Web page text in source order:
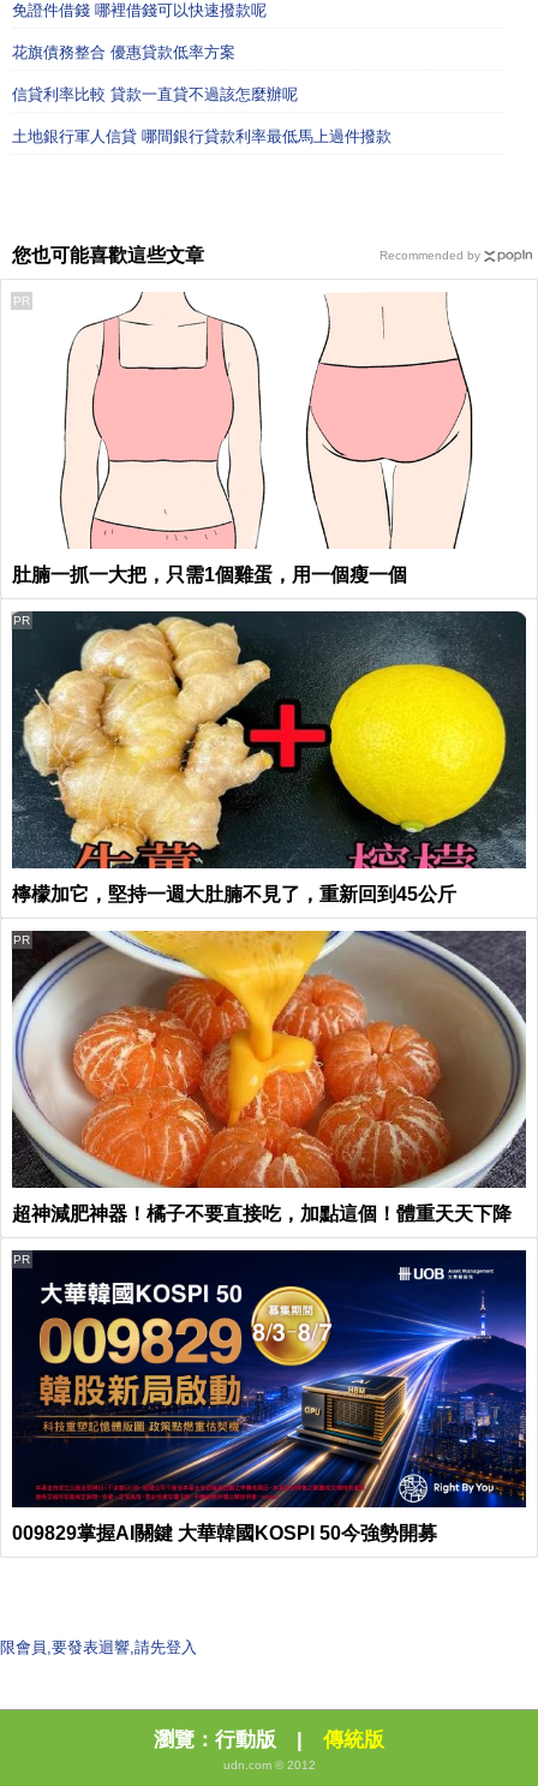
免證件借錢 哪裡借錢可以快速撥款呢
花旗債務整合 優惠貸款低率方案
信貸利率比較 貸款一直貸不過該怎麼辦呢
土地銀行軍人信貸 哪間銀行貸款利率最低馬上過件撥款
您也可能喜歡這些文章
肚腩一抓一大把，只需1個雞蛋，用一個瘦一個
PR
檸檬加它，堅持一週大肚腩不見了，重新回到45公斤
PR
超神減肥神器！橘子不要直接吃，加點這個！體重天天下降
PR
009829掌握AI關鍵 大華韓國KOSPI 50今強勢開募
PR
Recommended by
限會員,要發表迴響,請先登入
瀏覽： 行動版 傳統版
udn.com © 2012